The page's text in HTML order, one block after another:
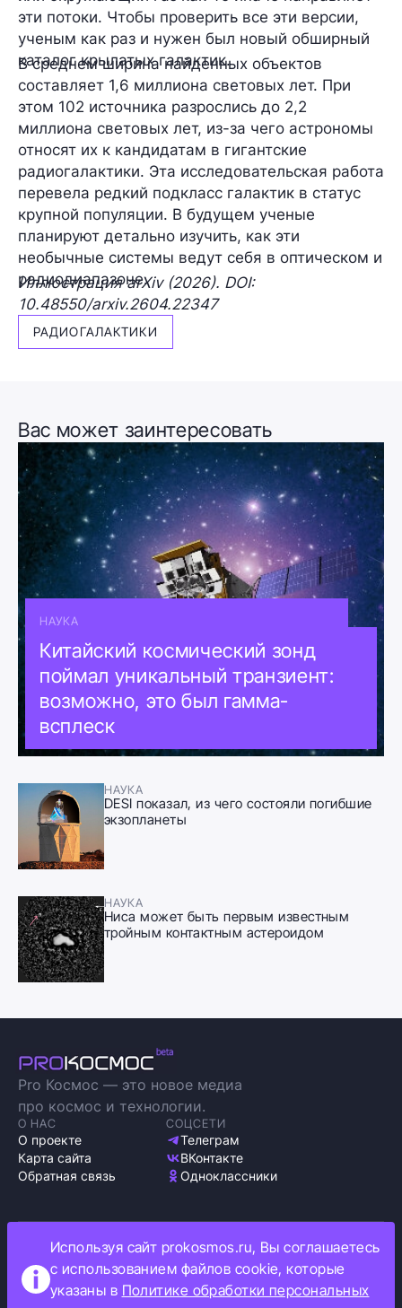
эти потоки. Чтобы проверить все эти версии,
ученым как раз и нужен был новый обширный
каталог крылатых галактик.
В среднем ширина найденных объектов
составляет 1,6 миллиона световых лет. При
этом 102 источника разрослись до 2,2
миллиона световых лет, из-за чего астрономы
относят их к кандидатам в гигантские
радиогалактики. Эта исследовательская работа
перевела редкий подкласс галактик в статус
крупной популяции. В будущем ученые
планируют детально изучить, как эти
необычные системы ведут себя в оптическом и
радиодиапазоне.
Иллюстрация arXiv (2026). DOI:
10.48550/arxiv.2604.22347
РАДИОГАЛАКТИКИ
Вас может заинтересовать
НАУКА
Китайский космический зонд
поймал уникальный транзиент:
возможно, это был гамма-
всплеск
НАУКА
DESI показал, из чего состояли погибшие
экзопланеты
НАУКА
Ниса может быть первым известным
тройным контактным астероидом
Pro Космос — это новое медиа
про космос и технологии.
О НАС
О проекте
Карта сайта
Обратная связь
СОЦСЕТИ
Телеграм
ВКонтакте
Одноклассники
Политика обработки персональных данных
Как мы используем cookie
Информация об ограничениях
Используя сайт prokosmos.ru, Вы соглашаетесь
с использованием файлов cookie, которые
указаны в Политике обработки персональных